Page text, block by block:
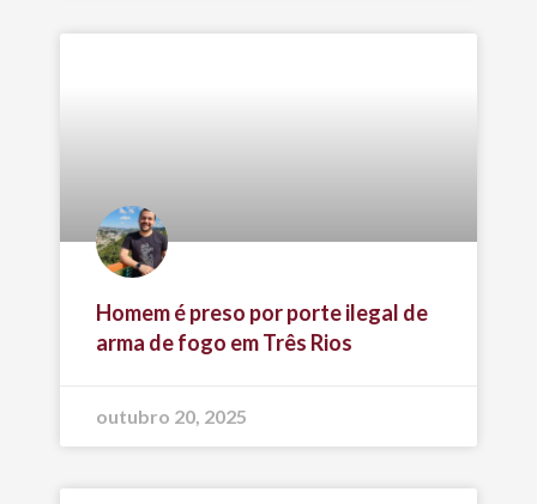
Homem é preso por porte ilegal de
arma de fogo em Três Rios
outubro 20, 2025